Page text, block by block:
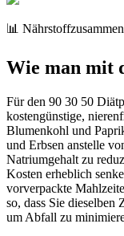
📊
Wie man mit
Für den 90 30 50
kostengünstige,
Blumenkohl und
und Erbsen anstelle
Natriumgehalt zu
Kosten erheblich
vorverpackte
so, dass Sie dieselben
um Abfall zu